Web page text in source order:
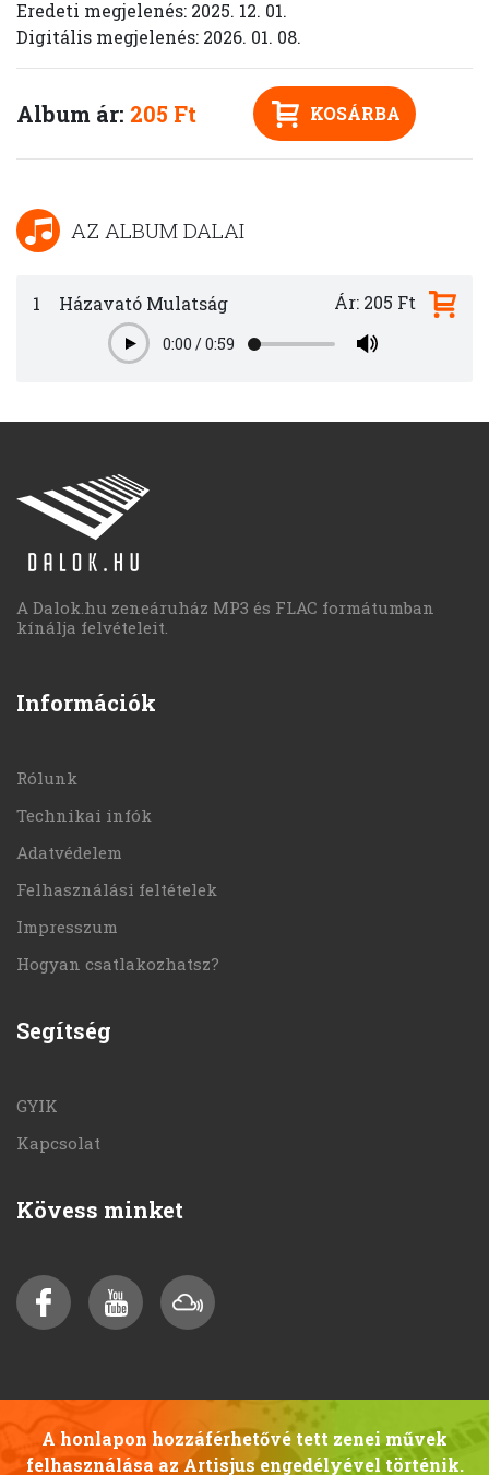
Eredeti megjelenés: 2025. 12. 01.
Digitális megjelenés: 2026. 01. 08.
Album ár: 205 Ft KOSÁRBA
AZ ALBUM DALAI
1 Házavató Mulatság
Play0:00 /0:59
Ár: 205 Ft
A Dalok.hu zeneáruház MP3 és FLAC formátumban
kínálja felvételeit.
Információk
Rólunk
Technikai infók
Adatvédelem
Felhasználási feltételek
Impresszum
Hogyan csatlakozhatsz?
Segítség
GYIK
Kapcsolat
Kövess minket
A honlapon hozzáférhetővé tett zenei művek
felhasználása az Artisjus engedélyével történik.